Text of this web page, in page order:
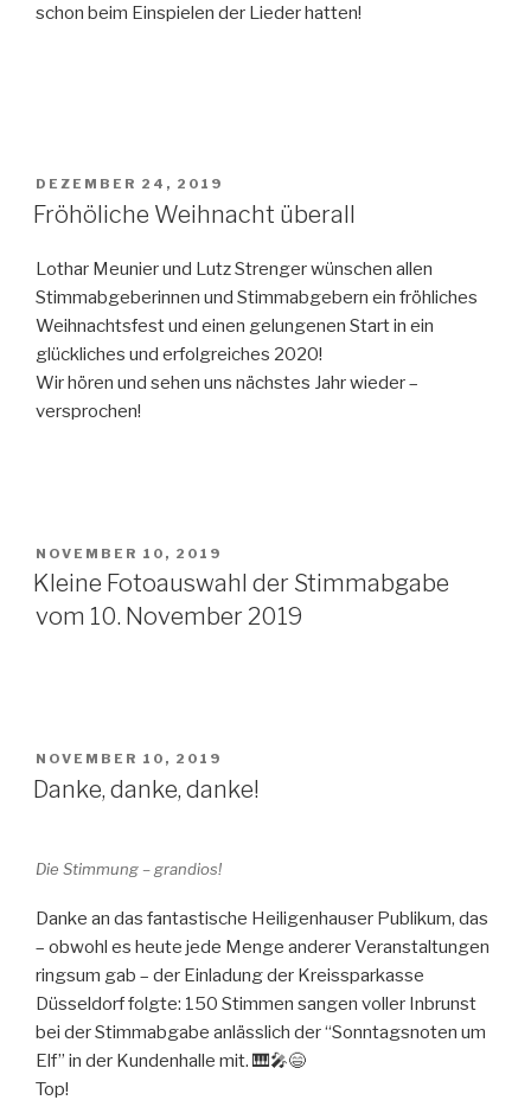
schon beim Einspielen der Lieder hatten!
VERÖFFENTLICHT
AM
DEZEMBER 24, 2019
Fröhöliche Weihnacht überall
Lothar Meunier und Lutz Strenger wünschen allen
Stimmabgeberinnen und Stimmabgebern ein fröhliches
Weihnachtsfest und einen gelungenen Start in ein
glückliches und erfolgreiches 2020!
Wir hören und sehen uns nächstes Jahr wieder –
versprochen!
VERÖFFENTLICHT
AM
NOVEMBER 10, 2019
Kleine Fotoauswahl der Stimmabgabe
vom 10. November 2019
VERÖFFENTLICHT
AM
NOVEMBER 10, 2019
Danke, danke, danke!
Die Stimmung – grandios!
Danke an das fantastische Heiligenhauser Publikum, das
– obwohl es heute jede Menge anderer Veranstaltungen
ringsum gab – der Einladung der Kreissparkasse
Düsseldorf folgte: 150 Stimmen sangen voller Inbrunst
bei der Stimmabgabe anlässlich der “Sonntagsnoten um
Elf” in der Kundenhalle mit. 🎹🎤😄
Top!